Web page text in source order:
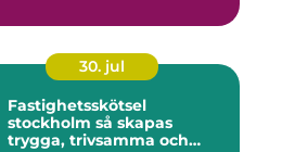
30. jul
Fastighetsskötsel
stockholm så skapas
trygga, trivsamma och